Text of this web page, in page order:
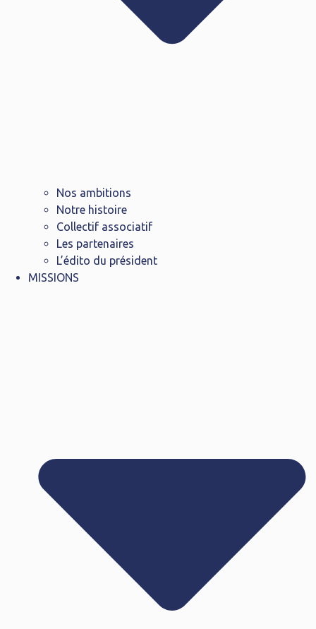
Nos ambitions
Notre histoire
Collectif associatif
Les partenaires
L’édito du président
MISSIONS